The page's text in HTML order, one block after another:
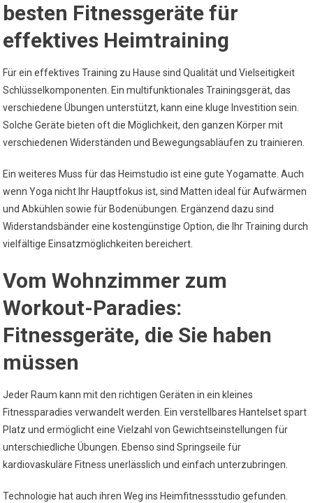
besten Fitnessgeräte für
effektives Heimtraining
Für ein effektives Training zu Hause sind Qualität und Vielseitigkeit
Schlüsselkomponenten. Ein multifunktionales Trainingsgerät, das
verschiedene Übungen unterstützt, kann eine kluge Investition sein.
Solche Geräte bieten oft die Möglichkeit, den ganzen Körper mit
verschiedenen Widerständen und Bewegungsabläufen zu trainieren.
Ein weiteres Muss für das Heimstudio ist eine gute Yogamatte. Auch
wenn Yoga nicht Ihr Hauptfokus ist, sind Matten ideal für Aufwärmen
und Abkühlen sowie für Bodenübungen. Ergänzend dazu sind
Widerstandsbänder eine kostengünstige Option, die Ihr Training durch
vielfältige Einsatzmöglichkeiten bereichert.
Vom Wohnzimmer zum
Workout-Paradies:
Fitnessgeräte, die Sie haben
müssen
Jeder Raum kann mit den richtigen Geräten in ein kleines
Fitnessparadies verwandelt werden. Ein verstellbares Hantelset spart
Platz und ermöglicht eine Vielzahl von Gewichtseinstellungen für
unterschiedliche Übungen. Ebenso sind Springseile für
kardiovaskuläre Fitness unerlässlich und einfach unterzubringen.
Technologie hat auch ihren Weg ins Heimfitnessstudio gefunden.